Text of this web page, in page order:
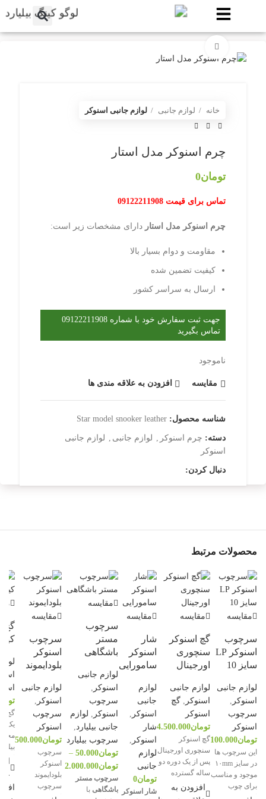
ناموجود
خانه لوازم جانبی لوازم جانبی اسنوکر
چرم اسنوکر مدل استار
تومان0
تماس برای قیمت 09122211908
چرم اسنوکر مدل استار دارای مشخصات زیر است:
مقاومت و دوام بسیار بالا
کیفیت تضمین شده
ارسال به سراسر کشور
جهت ثبت سفارش خود با شماره 09122211908
تماس بگیرید
ناموجود
مقایسه افزودن به علاقه مندی ها
شناسه محصول: Star model snooker leather
دسته: چرم اسنوکر لوازم جانبی
لوازم جانبی
اسنوکر
دنبال کردن:
محصولات مرتبط
ناموجود
مقایسه
سرچوب
اسنوکر LP
سایز 10
لوازم جانبی
اسنوکر ,
سرچوب
اسنوکر
تومان100.000
این سرچوب ها
در سایز ۱۰mm
موجود و مناسب
برای چوب
مقایسه
گچ اسنوکر
سنچوری
اورجینال
لوازم جانبی
اسنوکر , گچ
اسنوکر
تومان4.500.000
گچ اسنوکر
سنچوری اورجینال
پس از یک دوره دو
ساله گسترده
تحقیق و توسعه،
Century Pro
افزودن به
ناموجود
مقایسه
شار
اسنوکر
سامورایی
لوازم
جانبی
اسنوکر ,
شار
اسنوکر ,
لوازم
جانبی
تومان0
شار اسنوکر
مقایسه
سرچوب
مستر
باشگاهی
لوازم جانبی
اسنوکر ,
سرچوب
اسنوکر , لوازم
جانبی بیلیارد,
سرچوب بیلیارد
تومان50.000
–
تومان2.000.000
سرچوب مستر
باشگاهی با
مقایسه
سرچوب
اسنوکر
بلودایموند
لوازم جانبی
اسنوکر ,
سرچوب
اسنوکر
تومان500.000
سرچوب
اسنوکر
بلودایموند
سرچوب
گچ
گچ
یک
برای
کیو